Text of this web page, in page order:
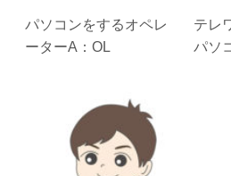
パソコンをするオペレ
ーターA：OL
テレ
パソ